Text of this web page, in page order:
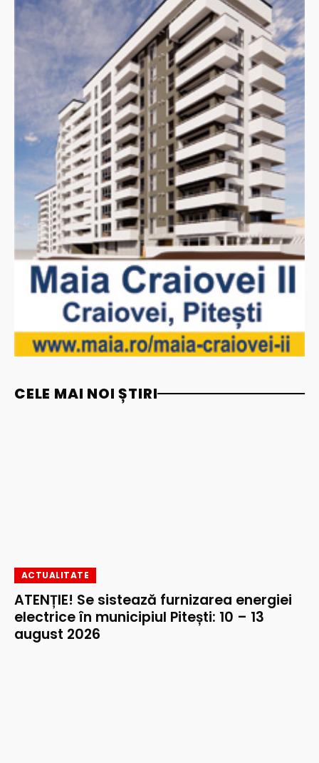
CELE MAI NOI ȘTIRI
ACTUALITATE
ATENȚIE! Se sistează furnizarea energiei
electrice în municipiul Pitești: 10 – 13
august 2026